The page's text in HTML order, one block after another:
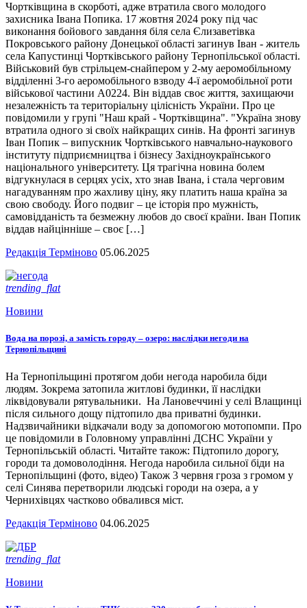
Чортківщина в скорботі, адже втратила свого молодого
захисника Івана Попика. 17 жовтня 2024 року під час
виконання бойового завдання біля села Єлизаветівка
Покровського району Донецької області загинув Іван - житель
села Капустинці Чортківського району Тернопільської області.
Військовий був стрільцем-снайпером у 2-му аеромобільному
відділенні 3-го аеромобільного взводу 4-ї аеромобільної роти
військової частини А0224. Він віддав своє життя, захищаючи
незалежність та територіальну цілісність України. Про це
повідомили у групі "Наш край - Чортківщина". "Україна знову
втратила одного зі своїх найкращих синів. На фронті загинув
Іван Попик – випускник Чортківського навчально-наукового
інституту підприємництва і бізнесу Західноукраїнського
національного університету. Ця трагічна новина болем
відгукнулася в серцях усіх, хто знав Івана, і стала черговим
нагадуванням про жахливу ціну, яку платить наша країна за
свою свободу. Його подвиг – це історія про мужність,
самовідданість та безмежну любов до своєї країни. Іван Попик
віддав найцінніше – своє […]
Редакція Терміново 05.06.2025
trending_flat
Новини
Вода на порозі, а замість городу – озеро: наслідки негоди на
Тернопільщині
На Тернопільщині протягом доби негода наробила біди
людям. Зокрема затопила житлові будинки, її наслідки
ліквідовували рятувальники. На Лановеччині у селі Влащинці
після сильного дощу підтопило два приватні будинки.
Надзвичайники відкачали воду за допомогою мотопомпи. Про
це повідомили в Головному управлінні ДСНС України у
Тернопільській області. Читайте також: Підтопило дорогу,
городи та домоволодіння. Негода наробила сильної біди на
Тернопільщині (фото, відео) Також 3 червня гроза з громом у
селі Синява перетворили людські городи на озера, а у
Чернихівцях частково обвалився міст.
Редакція Терміново 04.06.2025
trending_flat
Новини